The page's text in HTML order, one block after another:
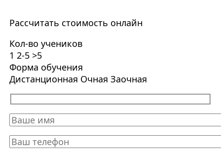
Рассчитать стоимость онлайн
Кол-во учеников
1 2-5 >5
Форма обучения
Дистанционная Очная Заочная